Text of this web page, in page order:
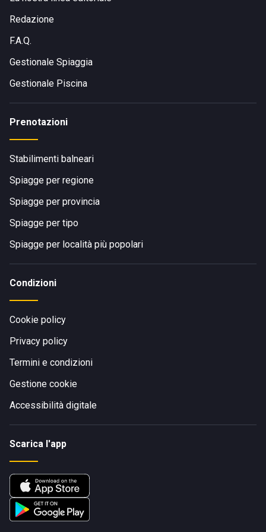
Redazione
F.A.Q.
Gestionale Spiaggia
Gestionale Piscina
Prenotazioni
Stabilimenti balneari
Spiagge per regione
Spiagge per provincia
Spiagge per tipo
Spiagge per località più popolari
Condizioni
Cookie policy
Privacy policy
Termini e condizioni
Gestione cookie
Accessibilità digitale
Scarica l'app